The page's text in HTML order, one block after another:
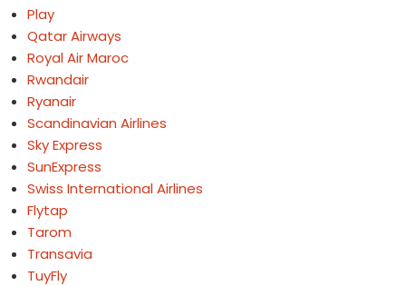
Play
Qatar Airways
Royal Air Maroc
Rwandair
Ryanair
Scandinavian Airlines
Sky Express
SunExpress
Swiss International Airlines
Flytap
Tarom
Transavia
TuyFly